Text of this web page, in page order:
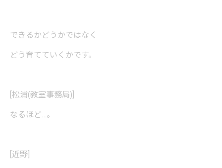
できるかどうかではなく
どう育てていくかです。
[松浦(教室事務局)]
なるほど…。
[近野]